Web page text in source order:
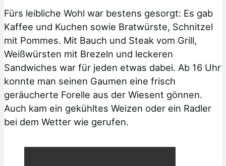
Fürs leibliche Wohl war bestens gesorgt: Es gab
Kaffee und Kuchen sowie Bratwürste, Schnitzel
mit Pommes. Mit Bauch und Steak vom Grill,
Weißwürsten mit Brezeln und leckeren
Sandwiches war für jeden etwas dabei. Ab 16 Uhr
konnte man seinen Gaumen eine frisch
geräucherte Forelle aus der Wiesent gönnen.
Auch kam ein gekühltes Weizen oder ein Radler
bei dem Wetter wie gerufen.